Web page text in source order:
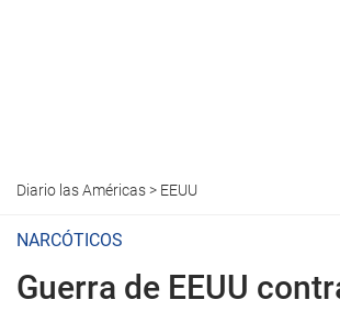
Diario las Américas> EEUU
NARCÓTICOS
Guerra de EEUU